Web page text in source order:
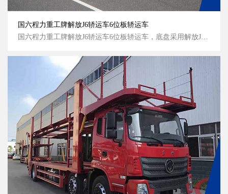
国六程力重工牌解放J6轿运车6位板轿运车
国六程力重工牌解放J6轿运车6位板轿运车，底盘采用解放J6L大柴240马力发动机，一汽8档变速箱，加装跳板装置轻松拉六台小轿车； 国六程力重工牌解放J...